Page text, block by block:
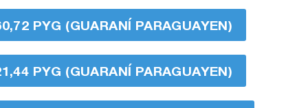
PYG (GUARANÍ PARAGUAYEN)
PYG (GUARANÍ PARAGUAYEN)